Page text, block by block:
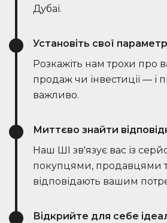
Дубаї.
Установіть свої
Розкажіть нам трохи про
продаж чи інвестиції — і
важливо.
Миттєво знайти
Наш ШІ зв'язує вас із
покупцями, продавцями
відповідають вашим
Відкрийте для себе